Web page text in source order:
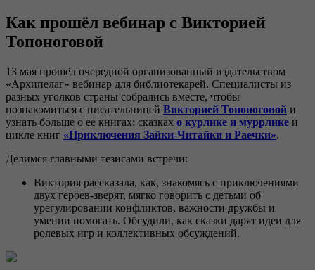
Как прошёл вебинар с Викторией
Топоноговой
13 мая прошёл очередной организованный издательством
«Архипелаг» вебинар для библиотекарей. Специалисты из
разных уголков страны собрались вместе, чтобы
познакомиться с писательницей Викторией Топоноговой и
узнать больше о ее книгах: сказках о курлике и муррлике и
цикле книг «Приключения Зайки-Читайки и Раечки».
Делимся главными тезисами встречи:
Виктория рассказала, как, знакомясь с приключениями
двух героев-зверят, мягко говорить с детьми об
урегулировании конфликтов, важности дружбы и
умении помогать. Обсудили, как сказки дарят идеи для
ролевых игр и коллективных обсуждений.